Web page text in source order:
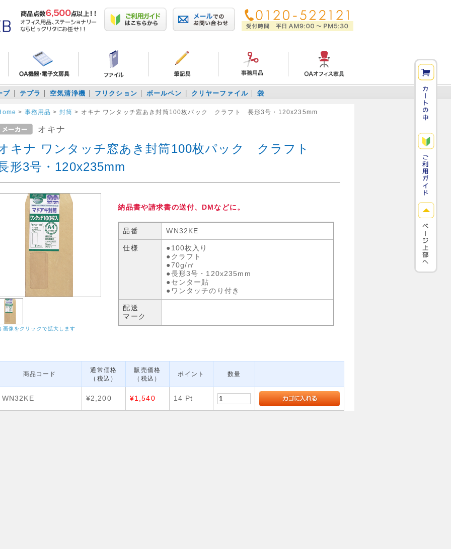
プ テプラ 空気清浄機 フリクション ボールペン クリヤーファイル 袋
> 事務用品 > 封筒 > オキナ ワンタッチ窓あき封筒100枚パック クラフト 長形3号・120x235mm
オキナ
キナ ワンタッチ窓あき封筒100枚パック クラフト
形3号・120x235mm
画像をクリックで拡大します
納品書や請求書の送付、DMなどに。
品番 WN32KE
仕様
●100枚入り
●クラフト
●70g/㎡
●長形3号・120x235mm
●センター貼
●ワンタッチのり付き
配送
マーク
商品コード
通常価格
（税込）
販売価格
（税込）
ポイント 数量
WN32KE ¥2,200 ¥1,540 14 Pt